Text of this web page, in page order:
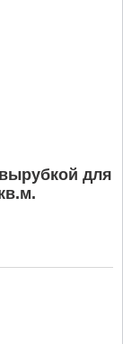
для